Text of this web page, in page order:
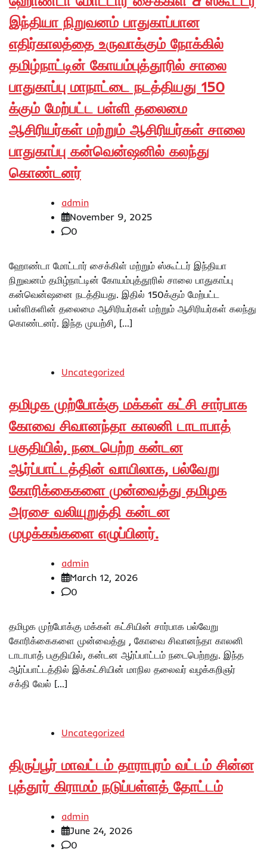
இந்தியா நிறுவனம் பாதுகாப்பான
எதிர்காலத்தை உருவாக்கும் நோக்கில்
தமிழ்நாட்டின் கோயம்புத்தூரில் சாலை
பாதுகாப்பு மாநாட்டை நடத்தியது 150
க்கும் மேற்பட்ட பள்ளி தலைமை
ஆசிரியர்கள் மற்றும் ஆசிரியர்கள் சாலை
பாதுகாப்பு கன்வென்ஷனில் கலந்து
கொண்டனர்
admin
November 9, 2025
0
ஹோண்டா மோட்டார் சைக்கிள் மற்றும் ஸ்கூட்டர் இந்தியா
நிறுவனம் தமிழ்நாட்டின் கோயம்புத்தூரில் சாலை பாதுகாப்பு
கன்வென்ஷனை நடத்தியது. இதில் 150க்கும் மேற்பட்ட
பள்ளிகளின் தலைமை ஆசிரியர்கள் மற்றும் ஆசிரியர்கள் கலந்து
கொண்டனர். இந்த முயற்சி, […]
Uncategorized
தமிழக முற்போக்கு மக்கள் கட்சி சார்பாக
கோவை சிவானந்தா காலனி டாடாபாத்
பகுதியில், நடைபெற்ற கன்டன
ஆர்ப்பாட்டத்தின் வாயிலாக, பல்வேறு
கோரிக்கைகளை முன்வைத்து தமிழக
அரசை வலியுறுத்தி கன்டன
முழக்கங்களை எழுப்பினர்.
admin
March 12, 2026
0
தமிழக முற்போக்கு மக்கள் கட்சியின் சார்பாக பல்வேறு
கோரிக்கைகளை முன்வைத்து , கோவை சிவானந்தா காலனி
டாடாபாத் பகுதியில், கன்டன ஆர்ப்பாட்டம் நடைபெற்றது. இந்த
ஆர்ப்பாட்டத்தில் இக்கட்சியின் மாநில தலைவர் வழக்கறிஞர்
சக்தி வேல் […]
Uncategorized
திருப்பூர் மாவட்டம் தாராபுரம் வட்டம் சின்ன
புத்தூர் கிராமம் நடுப்பள்ளத் தோட்டம்
admin
June 24, 2026
0